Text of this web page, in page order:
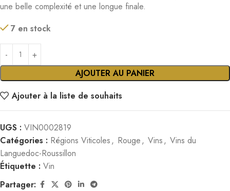
une belle complexité et une longue finale.
7 en stock
AJOUTER AU PANIER
Ajouter à la liste de souhaits
UGS : VIN0002819
Catégories : Régions Viticoles, Rouge, Vins, Vins du
Languedoc-Roussillon
Étiquette : Vin
Partager: